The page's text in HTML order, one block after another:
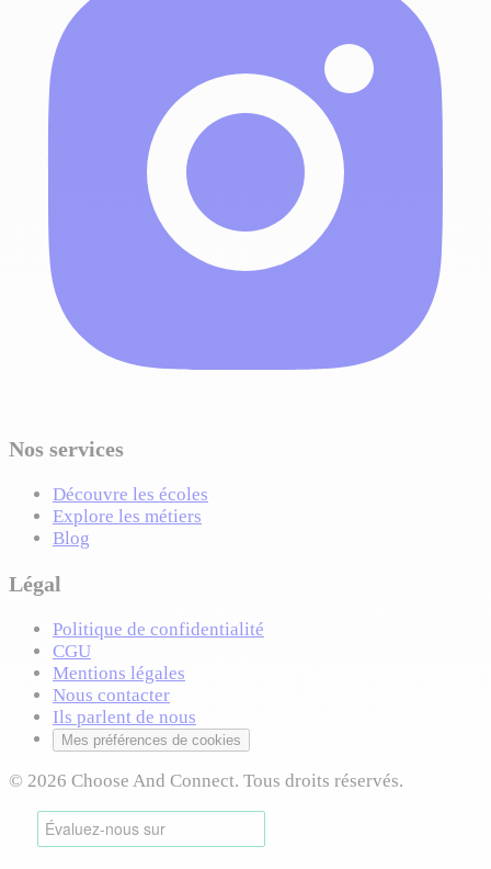
Nos services
Découvre les écoles
Explore les métiers
Blog
Légal
Politique de confidentialité
CGU
Mentions légales
Nous contacter
Ils parlent de nous
Mes préférences de cookies
© 2026 Choose And Connect. Tous droits réservés.